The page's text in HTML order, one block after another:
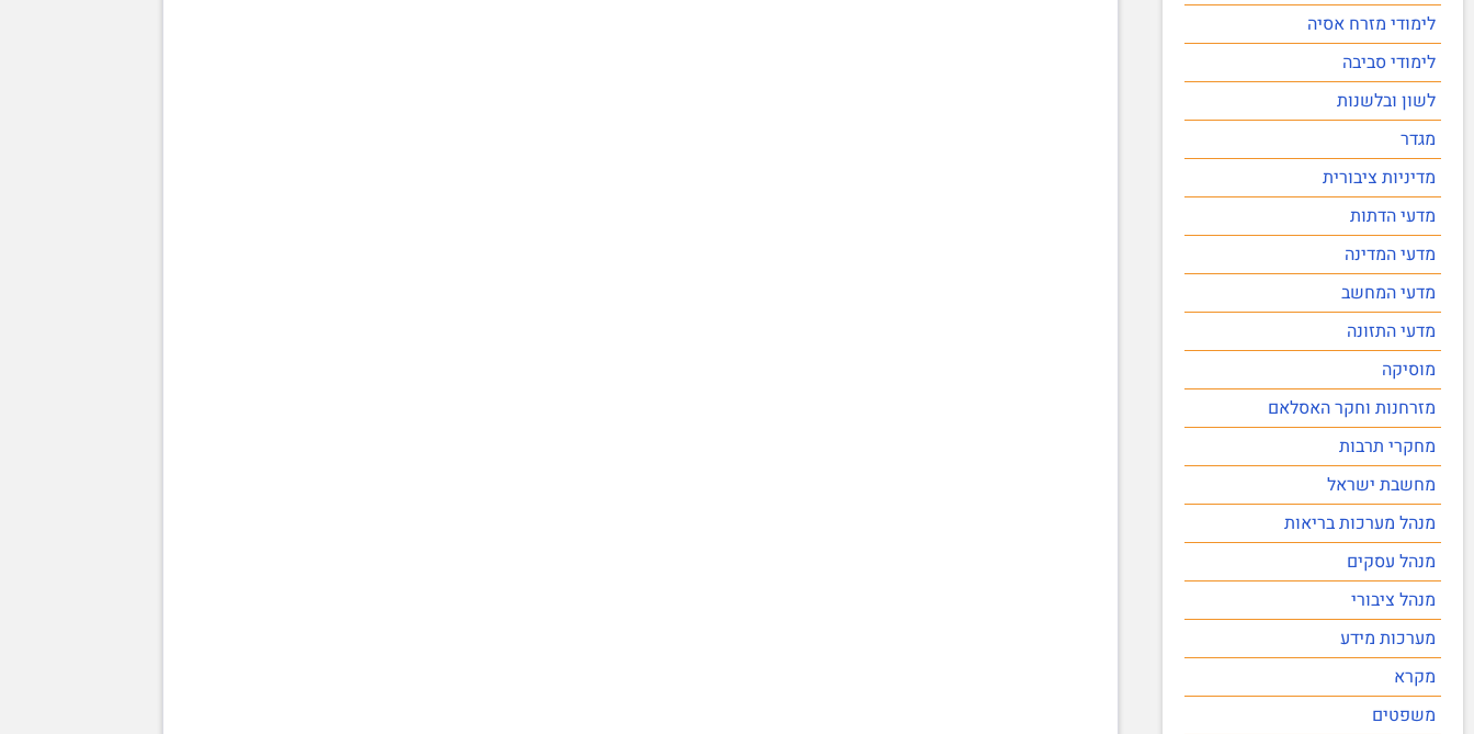
לימודי מזרח אסיה
לימודי סביבה
לשון ובלשנות
מגדר
מדיניות ציבורית
מדעי הדתות
מדעי המדינה
מדעי המחשב
מדעי התזונה
מוסיקה
מזרחנות וחקר האסלאם
מחקרי תרבות
מחשבת ישראל
מנהל מערכות בריאות
מנהל עסקים
מנהל ציבורי
מערכות מידע
מקרא
משפטים